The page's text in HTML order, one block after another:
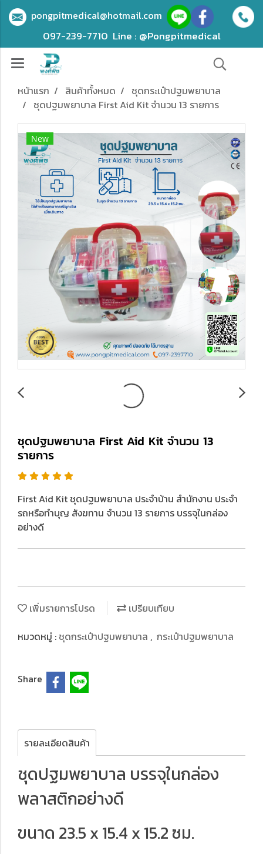
pongpitmedical@hotmail.com
097-239-7710 Line : @Pongpitmedical
หน้าแรก สินค้าทั้งหมด
ชุดกระเป๋าปฐมพยาบาล
ชุดปฐมพยาบาล First Aid Kit จำนวน 13 รายการ
New
ชุดปฐมพยาบาล First Aid Kit จำนวน 13
รายการ
First Aid Kit ชุดปฐมพยาบาล ประจำบ้าน สำนักงาน ประจำ
รถหรือทำบุญ สังฆทาน จำนวน 13 รายการ บรรจุในกล่อง
อย่างดี
เพิ่มรายการโปรด
เปรียบเทียบ
หมวดหมู่ : ชุดกระเป๋าปฐมพยาบาล , กระเป๋าปฐมพยาบาล
Share
รายละเอียดสินค้า
ชุดปฐมพยาบาล บรรจุในกล่อง
พลาสติกอย่างดี
ขนาด 23.5 x 15.4 x 15.2 ซม.